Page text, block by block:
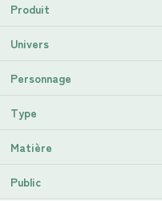
Produit
Univers
Personnage
Type
Matière
Public